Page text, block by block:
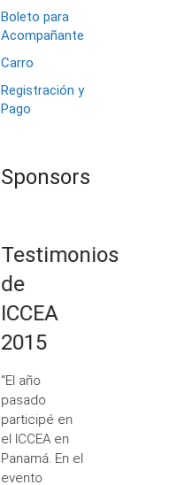
Boleto para
Acompañante
Carro
Registración y
Pago
Sponsors
Testimonios
de
ICCEA
2015
“El año
pasado
participé en
el ICCEA en
Panamá. En el
evento